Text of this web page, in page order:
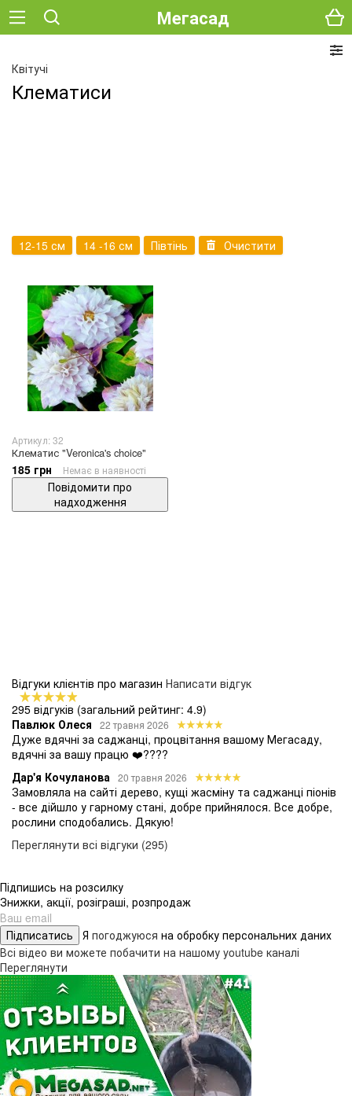
Мегасад
Квітучі
Клематиси
12-15 см 14 -16 см Півтінь Очистити
Артикул: 32
Клематис "Veronica's choice"
185 грн Немає в наявності
Повідомити про
надходження
Відгуки клієнтів про магазин Написати відгук
295 відгуків (загальний рейтинг: 4.9)
Павлюк Олеся
22 травня 2026
Дуже вдячні за саджанці, процвітання вашому Мегасаду,
вдячні за вашу працю ❤️????
Дар'я Кочуланова 20 травня 2026
Замовляла на сайті дерево, кущі жасміну та саджанці піонів
- все дійшло у гарному стані, добре прийнялося. Все добре,
рослини сподобались. Дякую!
Переглянути всі відгуки (295)
Підпишись на розсилку
Знижки, акції, розіграші, розпродаж
Підписатись Я погоджуюся на обробку персональних даних
Всі відео ви можете побачити на нашому youtube каналі
Переглянути